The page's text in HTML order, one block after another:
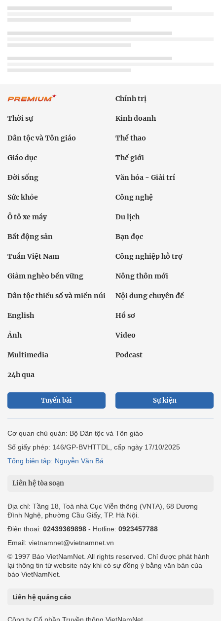
Chính trị
Thời sự Kinh doanh
Dân tộc và Tôn giáo Thể thao
Giáo dục Thế giới
Đời sống Văn hóa - Giải trí
Sức khỏe Công nghệ
Ô tô xe máy Du lịch
Bất động sản Bạn đọc
Tuần Việt Nam Công nghiệp hỗ trợ
Giảm nghèo bền vững Nông thôn mới
Dân tộc thiểu số và miền núi Nội dung chuyên đề
English Hồ sơ
Ảnh Video
Multimedia Podcast
24h qua
Tuyến bài Sự kiện
Cơ quan chủ quản: Bộ Dân tộc và Tôn giáo
Số giấy phép: 146/GP-BVHTTDL, cấp ngày 17/10/2025
Tổng biên tập: Nguyễn Văn Bá
Liên hệ tòa soạn
Địa chỉ: Tầng 18, Toà nhà Cục Viễn thông (VNTA), 68 Dương
Đình Nghệ, phường Cầu Giấy, TP. Hà Nội.
Điện thoại: 02439369898 - Hotline: 0923457788
Email: vietnamnet@vietnamnet.vn
© 1997 Báo VietNamNet. All rights reserved. Chỉ được phát hành
lại thông tin từ website này khi có sự đồng ý bằng văn bản của
báo VietNamNet.
Liên hệ quảng cáo